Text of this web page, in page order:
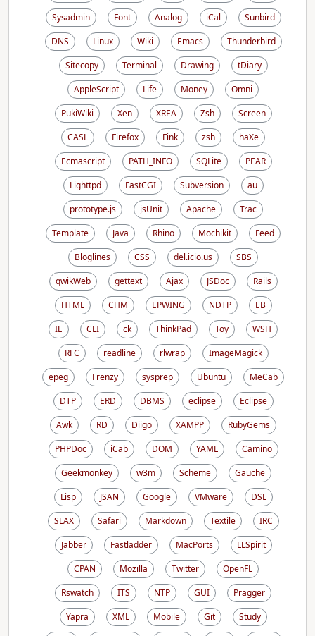
Sysadmin
Font Analog iCal
Sunbird
DNS
Linux Wiki Emacs
Thunderbird
Sitecopy
Terminal Drawing
tDiary
AppleScript
Life Money
Omni
PukiWiki
Xen XREA Zsh
Screen
CASL
Firefox Fink zsh
haXe
Ecmascript
PATH_INFO SQLite
PEAR
Lighttpd
FastCGI Subversion
au
prototype.js
jsUnit Apache
Trac
Template
Java Rhino Mochikit
Feed
Bloglines
CSS del.icio.us
SBS
qwikWeb
gettext Ajax JSDoc
Rails
HTML
CHM EPWING NDTP
EB
IE
CLI ck ThinkPad Toy
WSH
RFC
readline rlwrap
ImageMagick
epeg
Frenzy sysprep Ubuntu
MeCab
DTP
ERD DBMS eclipse
Eclipse
Awk
RD Diigo XAMPP
RubyGems
PHPDoc
iCab DOM YAML
Camino
Geekmonkey
w3m Scheme
Gauche
Lisp
JSAN Google VMware
DSL
SLAX
Safari Markdown Textile
IRC
Jabber
Fastladder MacPorts
LLSpirit
CPAN
Mozilla Twitter
OpenFL
Rswatch
ITS NTP GUI
Pragger
Yapra
XML Mobile Git
Study